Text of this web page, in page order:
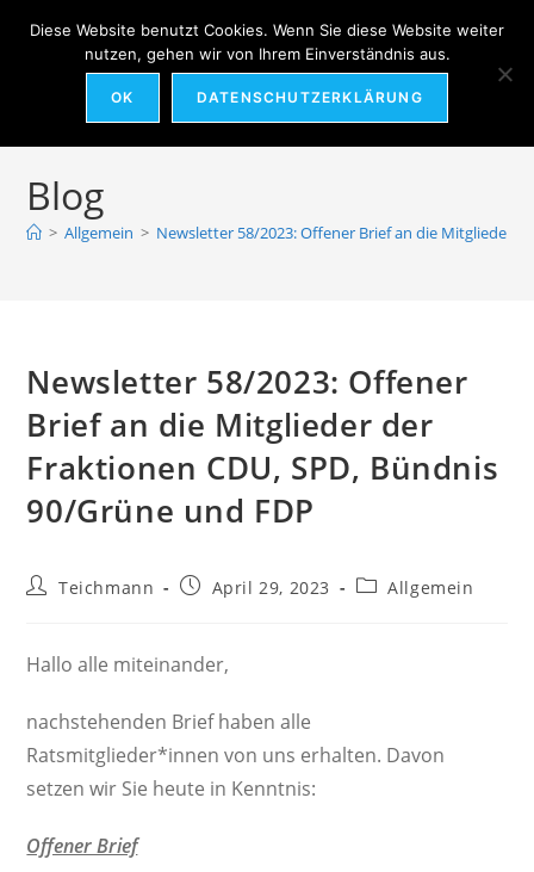
Zum
springen
Blog
> Allgemein > Newsletter 58/2023: Offener Brief an die Mitglieder
Newsletter 58/2023: Offener
Brief an die Mitglieder der
Fraktionen CDU, SPD, Bündnis
90/Grüne und FDP
Beitrags-
Teichmann
BeitragApril 29, 2023
Beitrags-
Allgemein
Hallo alle miteinander,
nachstehenden Brief haben alle
Ratsmitglieder*innen von uns erhalten. Davon
setzen wir Sie heute in Kenntnis:
Offener Brief
Diese Website benutzt Cookies. Wenn Sie diese Website weiter
nutzen, gehen wir von Ihrem Einverständnis aus.
OK DATENSCHUTZERKLÄRUNG